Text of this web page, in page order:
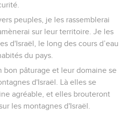
peuples, je les rassemblerai
sur leur territoire. Je les
d'Israël, le long des cours d’eau
du pays.
bon pâturage et leur domaine se
d'Israël. Là elles se
agréable, et elles brouteront
les montagnes d'Israël.